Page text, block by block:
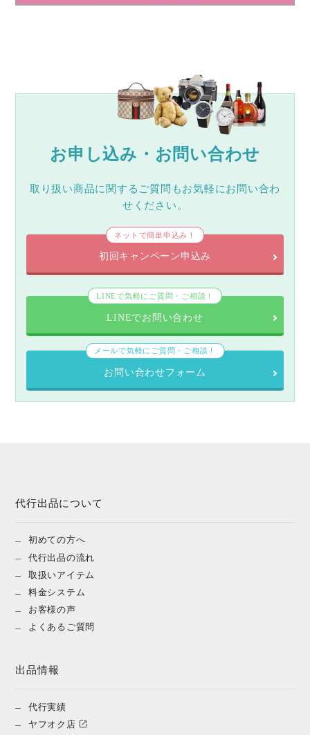
お申し込み・お問い合わせ
取り扱い商品に関するご質問もお気軽にお問い合わ
せください。
ネットで簡単申込み！
初回キャンペーン申込み
LINEで気軽にご質問・ご相談！
LINEでお問い合わせ
メールで気軽にご質問・ご相談！
お問い合わせフォーム
代行出品について
初めての方へ
代行出品の流れ
取扱いアイテム
料金システム
お客様の声
よくあるご質問
出品情報
代行実績
ヤフオク店